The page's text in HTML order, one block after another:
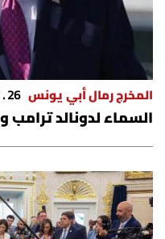
المخرج رمال أبي يونس 26 . 07 . 2026
السماء لدونالد